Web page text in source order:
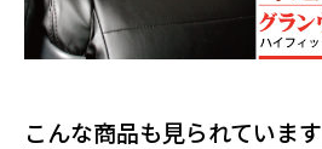
こんな商品も見られています